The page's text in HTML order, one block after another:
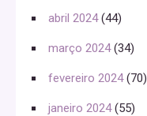
abril 2024(44)
março 2024(34)
fevereiro 2024(70)
janeiro 2024(55)